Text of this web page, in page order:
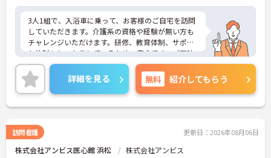
3人1組で、入浴車に乗って、お客様のご自宅を訪問
していただきます。介護系の資格や経験が無い方も
チャレンジいただけます。研修、教育体制、サポー
ト体制もしっかりしているため、安心です。ご興味
をお持ちの方には詳細の情報や面接のポイントをお
伝えしますのでお気軽にお問い合わせくださいま
せ。
詳細を見る 無料 紹介してもらう
訪問看護 更新日：2026年08月06日
株式会社アンビス医心館 浜松 株式会社アンビス